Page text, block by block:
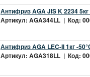
Антифриз AGA JIS K 2234
Артикул: AGA344LL | Код:
Антифриз AGA LEC-II 1кг -
Артикул: AGA318LL | Код: